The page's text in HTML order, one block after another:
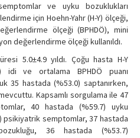
ve uyku bozuklukları
için Hoehn-Yahr (H-Y) ölçeği,
ölçeği (BPHDÖ), mini
değerlendirme ölçeği kullanıldı.
5.0±4.9 yıldı. Çoğu hasta H-Y
idi ve ortalama BPHDÖ puanı
35 hastada (%53.0) saptanırken,
Kapsamlı sorgulama ile 47
40 hastada (%59.7) uyku
psikiyatrik semptomlar, 37 hastada
36 hastada (%53.7)